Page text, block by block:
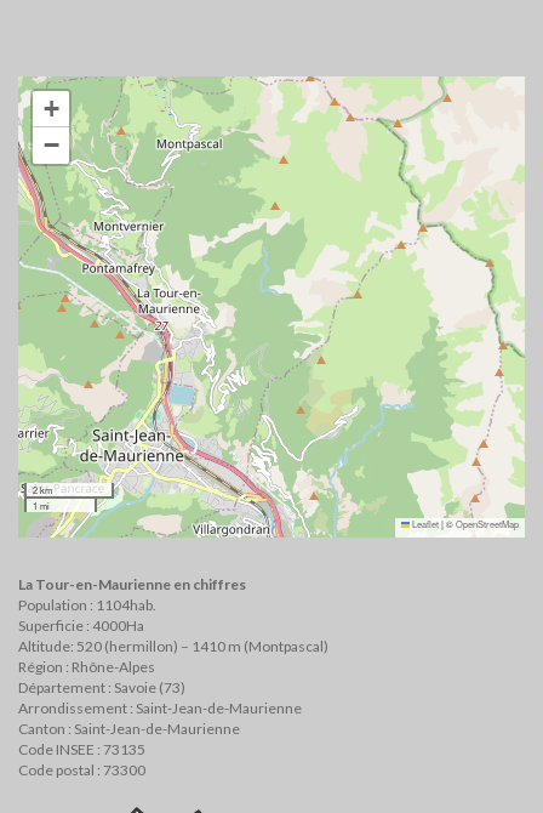
+
−
2 km
1 mi
Leaflet|©OpenStreetMap
La Tour-en-Maurienne en chiffres
Population : 1104hab.
Superficie : 4000Ha
Altitude: 520 (hermillon) – 1410 m (Montpascal)
Région : Rhône-Alpes
Département : Savoie (73)
Arrondissement : Saint-Jean-de-Maurienne
Canton : Saint-Jean-de-Maurienne
Code INSEE : 73135
Code postal : 73300